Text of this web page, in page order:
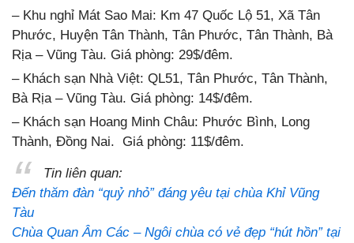
– Khu nghỉ Mát Sao Mai: Km 47 Quốc Lộ 51, Xã Tân
Phước, Huyện Tân Thành, Tân Phước, Tân Thành, Bà
Rịa – Vũng Tàu. Giá phòng: 29$/đêm.
– Khách sạn Nhà Việt: QL51, Tân Phước, Tân Thành,
Bà Rịa – Vũng Tàu. Giá phòng: 14$/đêm.
– Khách sạn Hoang Minh Châu: Phước Bình, Long
Thành, Đồng Nai. Giá phòng: 11$/đêm.
Tin liên quan:
Đến thăm đàn “quỷ nhỏ” đáng yêu tại chùa Khỉ Vũng
Tàu
Chùa Quan Âm Các – Ngôi chùa có vẻ đẹp “hút hồn” tại